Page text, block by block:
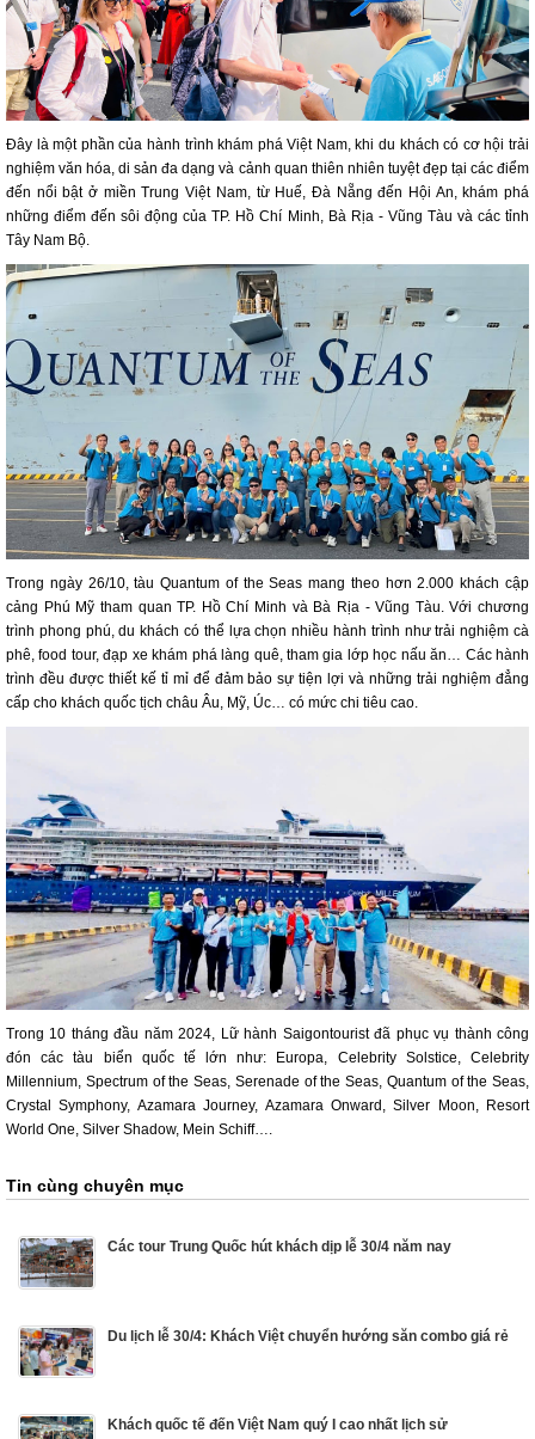
Đây là một phần của hành trình khám phá Việt Nam, khi du khách có cơ hội trải
nghiệm văn hóa, di sản đa dạng và cảnh quan thiên nhiên tuyệt đẹp tại các điểm
đến nổi bật ở miền Trung Việt Nam, từ Huế, Đà Nẵng đến Hội An, khám phá
những điểm đến sôi động của TP. Hồ Chí Minh, Bà Rịa - Vũng Tàu và các tỉnh
Tây Nam Bộ.
Trong ngày 26/10, tàu Quantum of the Seas mang theo hơn 2.000 khách cập
cảng Phú Mỹ tham quan TP. Hồ Chí Minh và Bà Rịa - Vũng Tàu. Với chương
trình phong phú, du khách có thể lựa chọn nhiều hành trình như trải nghiệm cà
phê, food tour, đạp xe khám phá làng quê, tham gia lớp học nấu ăn… Các hành
trình đều được thiết kế tỉ mỉ để đảm bảo sự tiện lợi và những trải nghiệm đẳng
cấp cho khách quốc tịch châu Âu, Mỹ, Úc… có mức chi tiêu cao.
Trong 10 tháng đầu năm 2024, Lữ hành Saigontourist đã phục vụ thành công
đón các tàu biển quốc tế lớn như: Europa, Celebrity Solstice, Celebrity
Millennium, Spectrum of the Seas, Serenade of the Seas, Quantum of the Seas,
Crystal Symphony, Azamara Journey, Azamara Onward, Silver Moon, Resort
World One, Silver Shadow, Mein Schiff….
Tin cùng chuyên mục
Các tour Trung Quốc hút khách dịp lễ 30/4 năm nay
Du lịch lễ 30/4: Khách Việt chuyển hướng săn combo giá rẻ
Khách quốc tế đến Việt Nam quý I cao nhất lịch sử